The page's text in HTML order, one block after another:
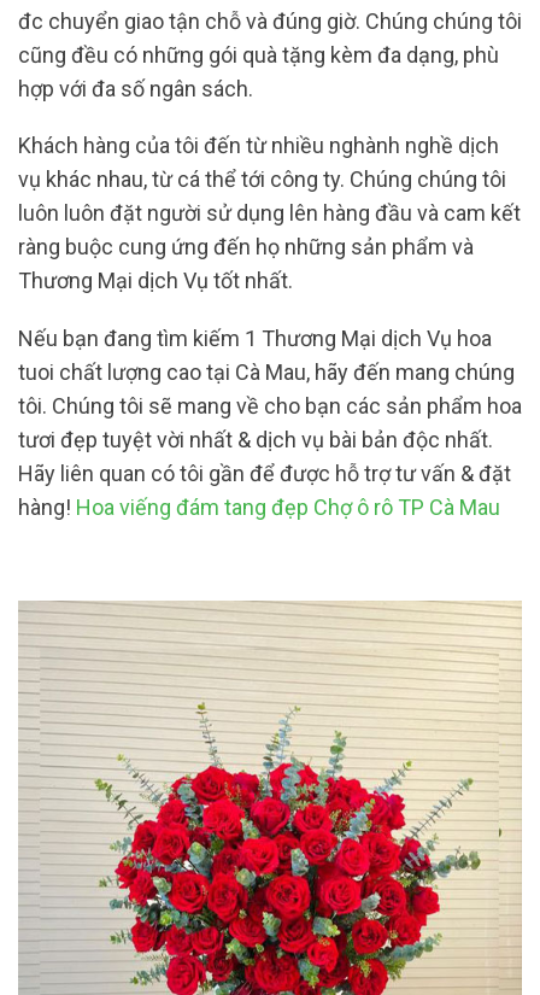
đc chuyển giao tận chỗ và đúng giờ. Chúng chúng tôi
cũng đều có những gói quà tặng kèm đa dạng, phù
hợp với đa số ngân sách.
Khách hàng của tôi đến từ nhiều nghành nghề dịch
vụ khác nhau, từ cá thể tới công ty. Chúng chúng tôi
luôn luôn đặt người sử dụng lên hàng đầu và cam kết
ràng buộc cung ứng đến họ những sản phẩm và
Thương Mại dịch Vụ tốt nhất.
Nếu bạn đang tìm kiếm 1 Thương Mại dịch Vụ hoa
tuoi chất lượng cao tại Cà Mau, hãy đến mang chúng
tôi. Chúng tôi sẽ mang về cho bạn các sản phẩm hoa
tươi đẹp tuyệt vời nhất & dịch vụ bài bản độc nhất.
Hãy liên quan có tôi gần để được hỗ trợ tư vấn & đặt
hàng! Hoa viếng đám tang đẹp Chợ ô rô TP Cà Mau